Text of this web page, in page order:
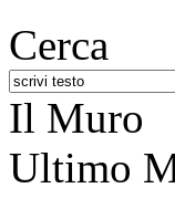
Cerca
Il Muro
Ultimo